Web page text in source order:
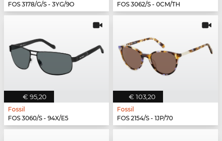
FOS 3178/G/S - 3YG/9O
FOS 3062/S - 0CM/TH
€ 95,20
Fossil
FOS 3060/S - 94X/E5
€ 103,20
Fossil
FOS 2154/S - 1JP/70